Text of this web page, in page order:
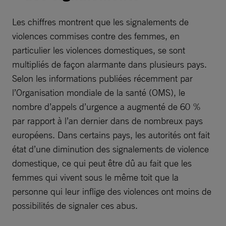
Les chiffres montrent que les signalements de
violences commises contre des femmes, en
particulier les violences domestiques, se sont
multipliés de façon alarmante dans plusieurs pays.
Selon les informations publiées récemment par
l’Organisation mondiale de la santé (OMS), le
nombre d’appels d’urgence a augmenté de 60 %
par rapport à l’an dernier dans de nombreux pays
européens. Dans certains pays, les autorités ont fait
état d’une diminution des signalements de violence
domestique, ce qui peut être dû au fait que les
femmes qui vivent sous le même toit que la
personne qui leur inflige des violences ont moins de
possibilités de signaler ces abus.